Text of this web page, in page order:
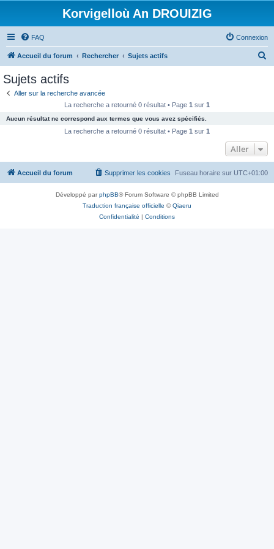
Korvigelloù An DROUIZIG
FAQ Connexion
Accueil du forum Rechercher Sujets actifs
c
e
Sujets actifs
Aller sur la recherche avancée
La recherche a retourné 0 résultat • Page 1 sur 1
Aucun résultat ne correspond aux termes que vous avez spécifiés.
La recherche a retourné 0 résultat • Page 1 sur 1
Aller
Accueil du forum Fuseau horaire sur UTC+01:00
Supprimer les cookies
Développé parphpBB® Forum Software © phpBB Limited
Traduction française officielle ©Qiaeru
Confidentialité | Conditions